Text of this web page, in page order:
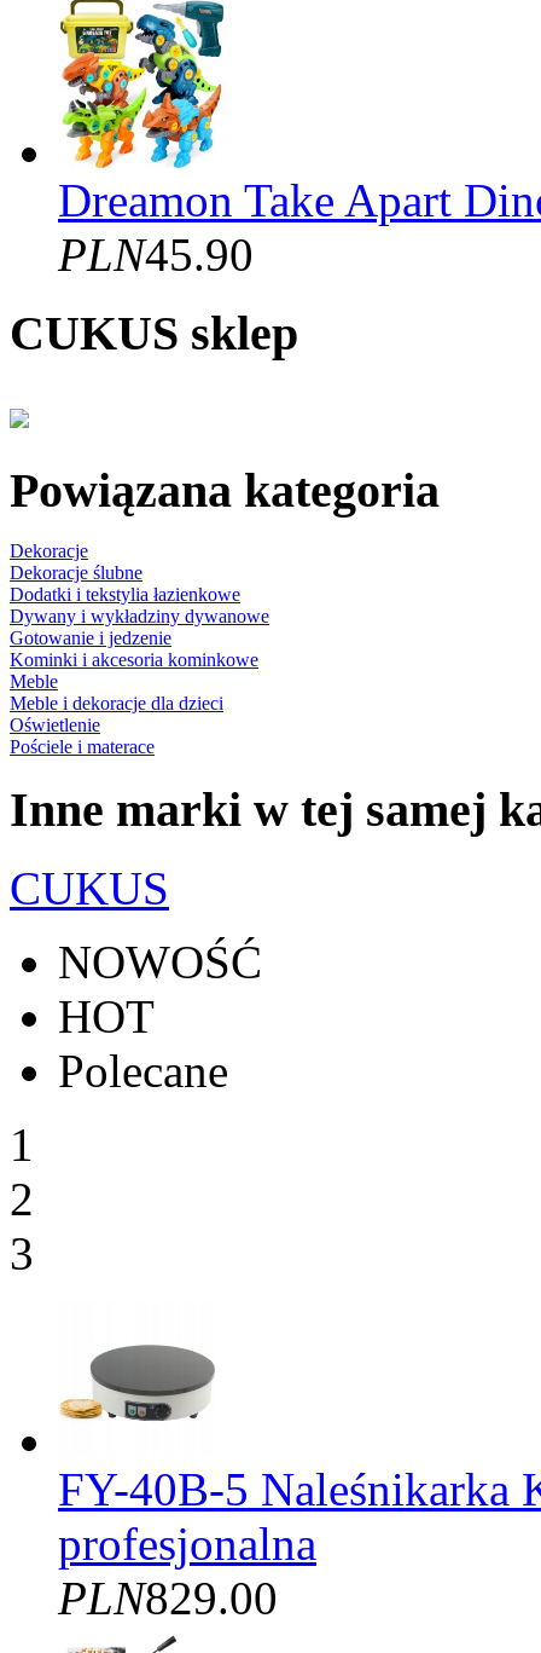
Dreamon Take Apart
PLN45.90
CUKUS sklep
Powiązana kategoria
Dekoracje
Dekoracje ślubne
Dodatki i tekstylia łazienkowe
Dywany i wykładziny dywanowe
Gotowanie i jedzenie
Kominki i akcesoria kominkowe
Meble
Meble i dekoracje dla dzieci
Oświetlenie
Pościele i materace
Inne marki w tej samej
CUKUS
NOWOŚĆ
HOT
Polecane
1
2
3
FY-40B-5 Naleśnikarka
profesjonalna
PLN829.00